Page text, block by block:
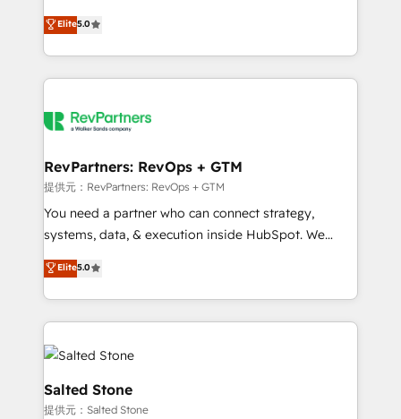
experienced and fully accredited HubSpot Solutions
Partner. 🚀 With 2,750+ HubSpot projects delivered
and 370+ specialists across EMEA, APAC and NAM,
we de-risk complex CRM programmes and
multi-region migrations to AI-powered automation,
scale. 🏆 HubSpot’s CEO called us “the partner of the
future.” Others agree it is proof of trust built through
measurable impact.
Elite5.0
RevPartners: RevOps + GTM
提供元：RevPartners: RevOps + GTM
You need a partner who can connect strategy,
systems, data, & execution inside HubSpot. We
bridge the gap where most agencies fall short by
combining GTM strategy with technical execution to
solve the right problem with the right solution. As the
only firm in the world to hold Elite Partner
Accreditations with both HubSpot and Clay, our
clients gain a unique advantage in CRM architecture,
pipeline generation, data intelligence, and go-to-
market execution. Why B2B Businesses Choose RP: -
Elite5.0
Salted Stone
提供元：Salted Stone